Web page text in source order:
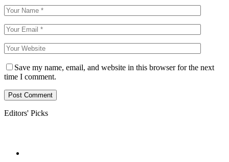
Save my name, email, and website in this browser for the next
time I comment.
Editors' Picks